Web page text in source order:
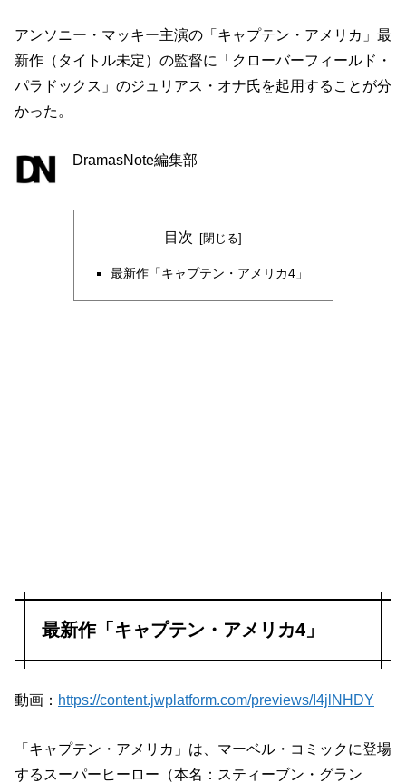
アンソニー・マッキー主演の「キャプテン・アメリカ」最
新作（タイトル未定）の監督に「クローバーフィールド・
パラドックス」のジュリアス・オナ氏を起用することが分
かった。
DramasNote編集部
目次
最新作「キャプテン・アメリカ4」
最新作「キャプテン・アメリカ4」
動画： https://content.jwplatform.com/previews/I4jlNHDY
「キャプテン・アメリカ」は、マーベル・コミックに登場
するスーパーヒーロー（本名：スティーブン・グラン